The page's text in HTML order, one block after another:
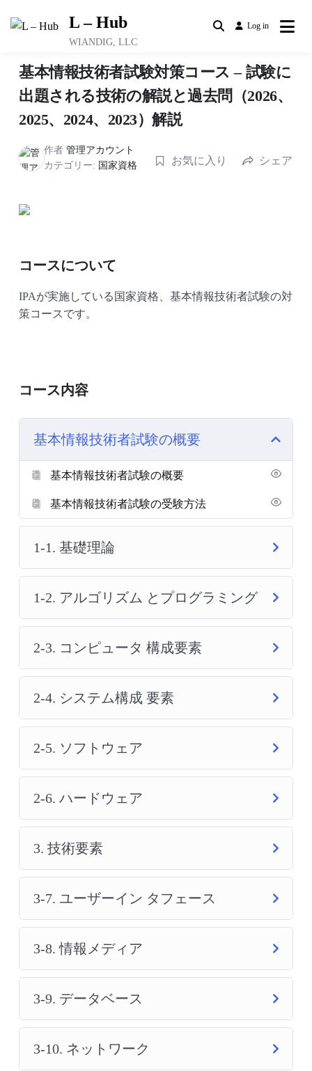
L – Hub
WIANDIG, LLC
Log in
基本情報技術者試験対策コース – 試験に
出題される技術の解説と過去問（2026、
2025、2024、2023）解説
作者 管理アカウント
カテゴリー: 国家資格 お気に入り シェア
コースについて
IPAが実施している国家資格、基本情報技術者試験の対
策コースです。
コース内容
基本情報技術者試験の概要
基本情報技術者試験の概要
基本情報技術者試験の受験方法
1-1. 基礎理論
1-2. アルゴリズム とプログラミング
2-3. コンピュータ 構成要素
2-4. システム構成 要素
2-5. ソフトウェア
2-6. ハードウェア
3. 技術要素
3-7. ユーザーイン タフェース
3-8. 情報メディア
3-9. データベース
3-10. ネットワーク